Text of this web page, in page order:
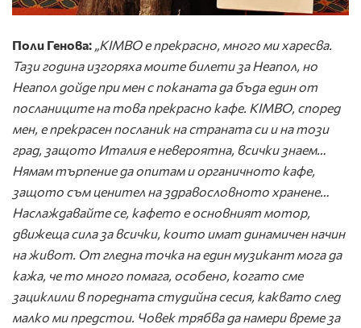
Поли Генова: „KIMBO е прекрасно, много ми харесва.
Тази година изгоряха моите билети за Неапол, но
Неапол дойде при мен с поканата да бъда един от
посланиците на това прекрасно кафе. KIMBO, според
мен, е прекрасен посланик на страната си и на този
град, защото Италия е невероятна, всички знаем…
Нямам търпение да опитам и органичното кафе,
защото съм ценител на здравословното хранене…
Наслаждавайте се, кафето е основният мотор,
движеща сила за всички, които имат динамичен начин
на живот. От гледна точка на един музикант мога да
кажа, че то много помага, особено, когато сме
зациклили в поредната студийна сесия, каквато след
малко ми предстои. Човек трябва да намери време за